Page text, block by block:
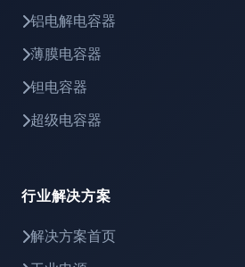
铝电解电容器
薄膜电容器
钽电容器
超级电容器
行业解决方案
解决方案首页